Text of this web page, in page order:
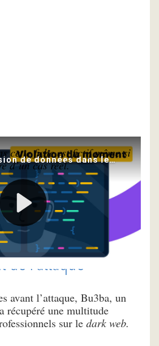
cette fiche est fictif même si
d’un cas réel.
et Dan
de l’attaque
avant l’attaque, Bu3ba, un
récupéré une multitude
sur le dark web.